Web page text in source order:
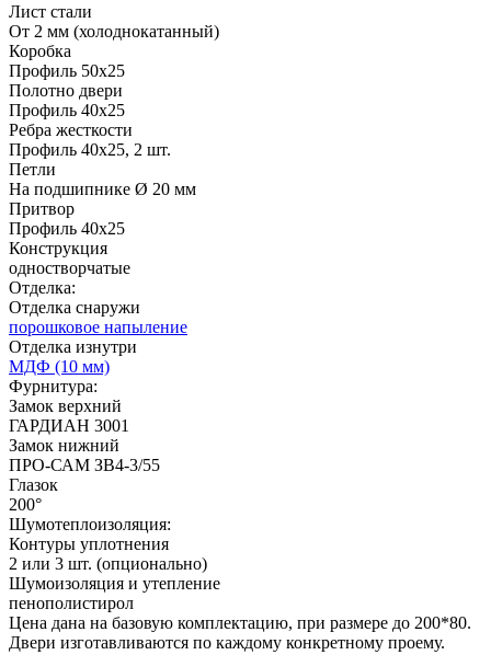
Д-35 С
Д-36 46 30
Д-36 С Д-36 СС
C51
C53
Лист стали
От 2 мм (холоднокатанный)
Коробка
Профиль 50х25
Полотно двери
Профиль 40х25
Ребра жесткости
Профиль 40х25, 2 шт.
Петли
На подшипнике Ø 20 мм
Притвор
Профиль 40х25
Конструкция
одностворчатые
Отделка:
Отделка снаружи
порошковое напыление
Отделка изнутри
МДФ (10 мм)
Фурнитура:
Замок верхний
ГАРДИАН 3001
Замок нижний
ПРО-САМ ЗВ4-3/55
Глазок
200°
Шумотеплоизоляция:
Контуры уплотнения
2 или 3 шт. (опционально)
Шумоизоляция и утепление
пенополистирол
Цена дана на базовую комплектацию, при размере до 200*80.
Двери изготавливаются по каждому конкретному проему.